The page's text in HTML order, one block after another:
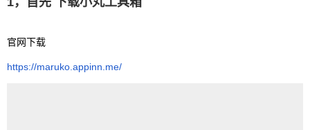
官网下载
https://maruko.appinn.me/